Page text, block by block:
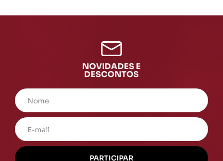
NOVIDADES E
DESCONTOS